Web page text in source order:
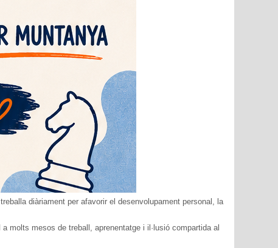
diàriament per afavorir el desenvolupament personal, la
a molts mesos de treball, aprenentatge i il·lusió compartida al